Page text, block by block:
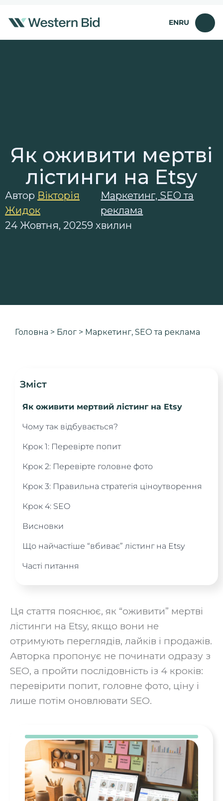
до
ENRU
Як оживити мертві
лістинги на Etsy
Автор Вікторія
Жидок
Маркетинг, SEO та
реклама
24 Жовтня, 20259 хвилин
Головна > Блог > Маркетинг, SEO та реклама
Зміст
Як оживити мертвий лістинг на Etsy
Чому так відбувається?
Крок 1: Перевірте попит
Крок 2: Перевірте головне фото
Крок 3: Правильна стратегія ціноутворення
Крок 4: SEO
Висновки
Що найчастіше “вбиває” лістинг на Etsy
Часті питання
Ця стаття пояснює, як “оживити” мертві
лістинги на Etsy, якщо вони не
отримують переглядів, лайків і продажів.
Авторка пропонує не починати одразу з
SEO, а пройти послідовність із 4 кроків:
перевірити попит, головне фото, ціну і
лише потім оновлювати SEO.